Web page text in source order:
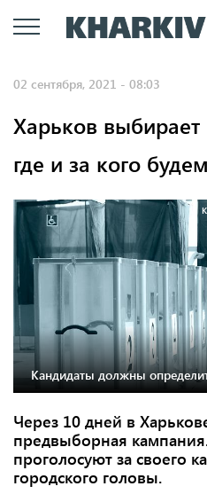
к
02 сентября, 2021 - 08:03
Харьков
где и за кого
Кандидаты должны
Через 10 дней в
предвыборная
проголосуют за своего
городского головы.